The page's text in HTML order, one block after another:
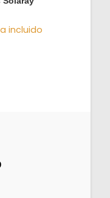
incluido